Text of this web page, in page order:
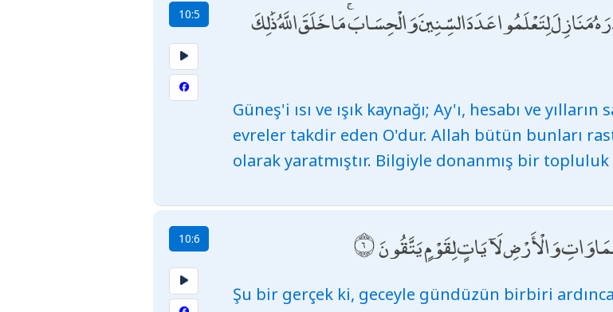
10:5
لِتَعْلَمُوا عَدَدَ السِّنِينَ وَالْحِسَابَ ۚ مَا خَلَقَ اللَّهُ ذَٰلِكَ
Güneş'i ısı ve ışık kaynağı; Ay'ı, hesabı ve
evreler takdir eden O'dur. Allah bütün bunları
olarak yaratmıştır. Bilgiyle donanmış bir topluluk
10:6 وَالْأَرْضِ لَآيَاتٍ لِقَوْمٍ يَتَّقُونَ
Şu bir gerçek ki, geceyle gündüzün birbiri